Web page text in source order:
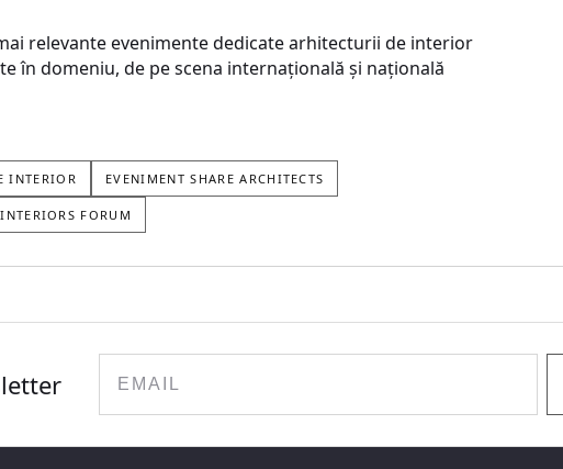
relevante evenimente dedicate arhitecturii de interior
în domeniu, de pe scena internațională și națională
INTERIOR EVENIMENT SHARE ARCHITECTS
FORUM